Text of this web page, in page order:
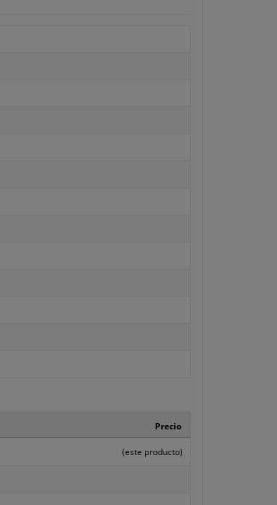
Precio
(este producto)